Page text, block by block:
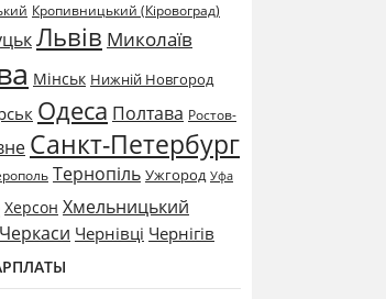
Кропивницький (Кіровоград)
Львів Миколаїв
Мінськ Нижній Новгород
Одеса Полтава Ростов-
Санкт-Петербург
Тернопіль Ужгород Уфа
Херсон Хмельницький
Черкаси Чернівці Чернігів